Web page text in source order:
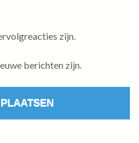
zijn.
berichten zijn.